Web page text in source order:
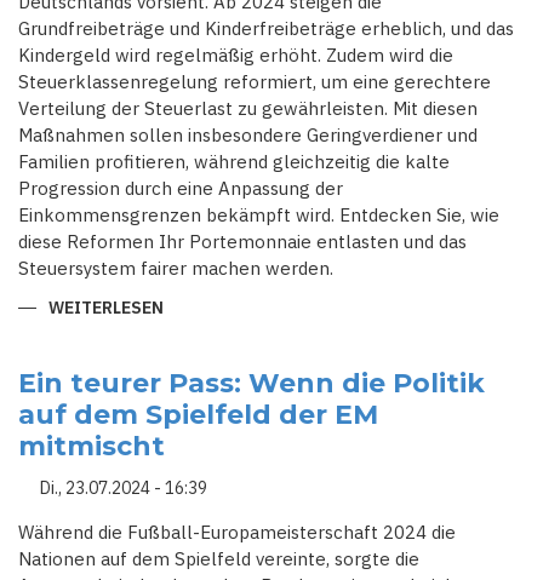
Grundfreibeträge und Kinderfreibeträge erheblich, und das
Kindergeld wird regelmäßig erhöht. Zudem wird die
Steuerklassenregelung reformiert, um eine gerechtere
Verteilung der Steuerlast zu gewährleisten. Mit diesen
Maßnahmen sollen insbesondere Geringverdiener und
Familien profitieren, während gleichzeitig die kalte
Progression durch eine Anpassung der
Einkommensgrenzen bekämpft wird. Entdecken Sie, wie
diese Reformen Ihr Portemonnaie entlasten und das
Steuersystem fairer machen werden.
WEITERLESEN
BUNDESREGIERUNG
PLANT
GRÖSSTE R
EFORM S
Ein teurer Pass: Wenn die Politik
auf dem Spielfeld der EM
mitmischt
Di., 23.07.2024 - 16:39
Während die Fußball-Europameisterschaft 2024 die
Nationen auf dem Spielfeld vereinte, sorgte die